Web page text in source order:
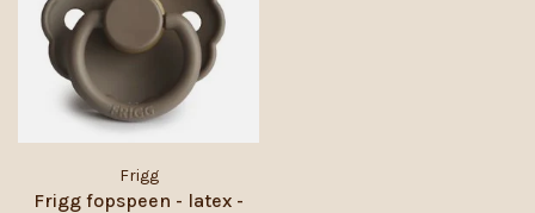
Frigg
Frigg fopspeen - latex -